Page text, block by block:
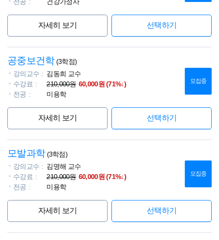
자세히 보기 선택하기
공중보건학(3학점)
강의교수
김동희 교수
수강료
210,000원 60,000원 (71%↓)
전공
미용학
모집중
자세히 보기 선택하기
모발과학(3학점)
강의교수
김명해 교수
수강료
210,000원 60,000원 (71%↓)
전공
미용학
모집중
자세히 보기 선택하기